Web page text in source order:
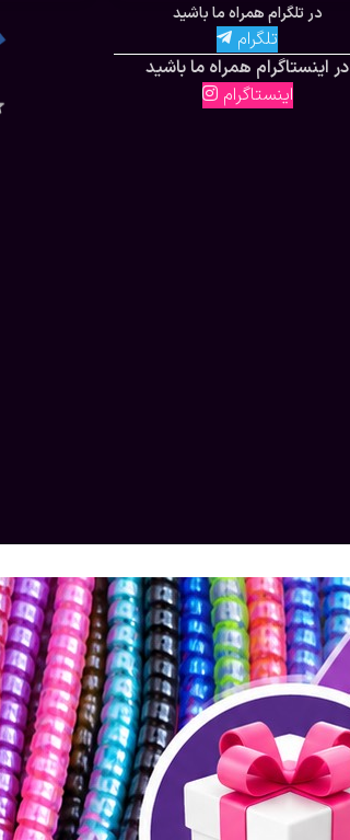
در تلگرام همراه ما باشید
تلگرام
در اینستاگرام همراه ما باشید
اینستاگرام